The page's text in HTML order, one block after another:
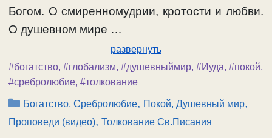
Богом. О смиренномудрии, кротости и любви.
О душевном мире …
развернуть
#богатство, #глобализм, #душевныймир, #Иуда, #покой,
#сребролюбие, #толкование
Рубрики
Богатство, Сребролюбие, Покой, Душевный мир,
Проповеди (видео), Толкование Св.Писания